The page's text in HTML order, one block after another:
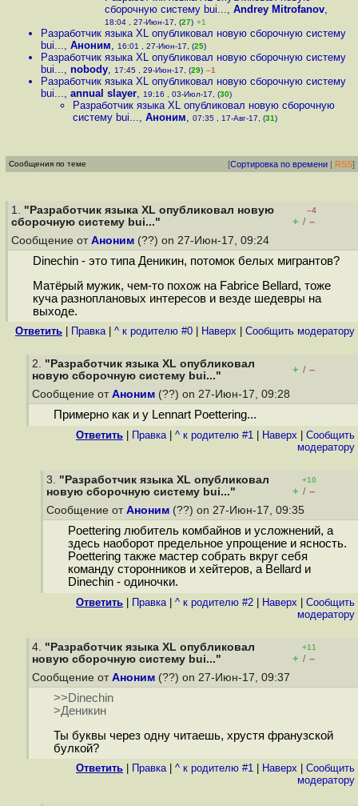
сборочную систему bui..., Andrey Mitrofanov,
18:04 , 27-Июн-17, (27) +1
Разработчик языка XL опубликовал новую сборочную систему
bui..., Аноним, 16:01 , 27-Июн-17, (25)
Разработчик языка XL опубликовал новую сборочную систему
bui..., nobody, 17:45 , 29-Июн-17, (29) –1
Разработчик языка XL опубликовал новую сборочную систему
bui..., annual slayer, 19:16 , 03-Июл-17, (30)
Разработчик языка XL опубликовал новую сборочную
систему bui..., Аноним, 07:35 , 17-Авг-17, (31)
Сообщения по теме [Сортировка по времени | RSS]
1. "Разработчик языка XL опубликовал новую
сборочную систему bui..."
–4
+ / –
Сообщение от Аноним (??) on 27-Июн-17, 09:24
Dinechin - это типа Деникин, потомок белых мигрантов?
Матёрый мужик, чем-то похож на Fabrice Bellard, тоже
куча разноплановых интересов и везде шедевры на
выходе.
Ответить Правка| ^ к родителю #0 Наверх Cообщить модератору
2. "Разработчик языка XL опубликовал
новую сборочную систему bui..."
+ / –
Сообщение от Аноним (??) on 27-Июн-17, 09:28
Примерно как и у Lennart Poettering...
Ответить Правка| ^ к родителю #1 Наверх
Cообщить
модератору
3. "Разработчик языка XL опубликовал
новую сборочную систему bui..."
+10
+ / –
Сообщение от Аноним (??) on 27-Июн-17, 09:35
Poettering любитель комбайнов и усложнений, а
здесь наоборот предельное упрощение и ясность.
Poettering также мастер собрать вкруг себя
команду сторонников и хейтеров, а Bellard и
Dinechin - одиночки.
Ответить Правка| ^ к родителю #2 Наверх
Cообщить
модератору
4. "Разработчик языка XL опубликовал
новую сборочную систему bui..."
+11
+ / –
Сообщение от Аноним (??) on 27-Июн-17, 09:37
>>Dinechin
>Деникин
Ты буквы через одну читаешь, хрустя франузской
булкой?
Ответить Правка| ^ к родителю #1 Наверх
Cообщить
модератору